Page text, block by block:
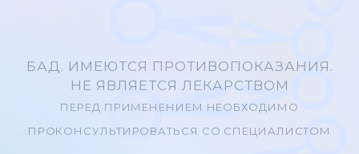
БАД. ИМЕЮТСЯ ПРОТИВОПОКАЗАНИЯ.
НЕ ЯВЛЯЕТСЯ ЛЕКАРСТВОМ
ПЕРЕД ПРИМЕНЕНИЕМ НЕОБХОДИМО
ПРОКОНСУЛЬТИРОВАТЬСЯ СО СПЕЦИАЛИСТОМ